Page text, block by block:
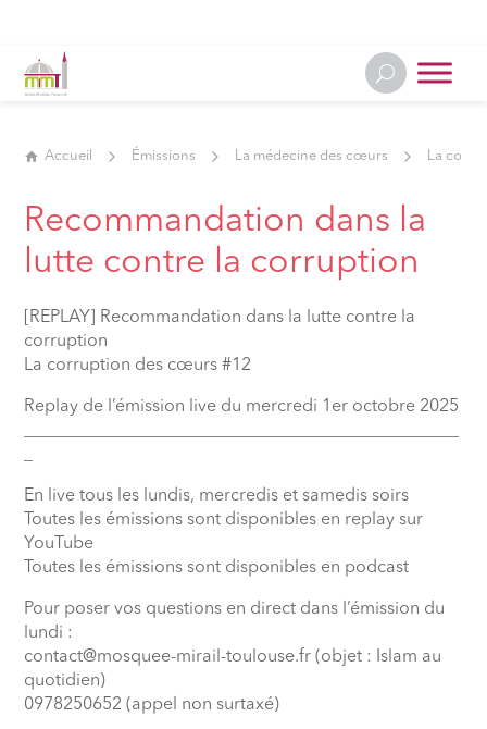
Accueil Émissions La médecine des cœurs La
Recommandation dans la
lutte contre la corruption
[REPLAY] ⁠Recommandation dans la lutte contre la
corruption
La corruption des cœurs #12
Replay de l’émission live du mercredi 1er octobre 2025
En live tous les lundis, mercredis et samedis soirs
Toutes les émissions sont disponibles en replay sur
YouTube
Toutes les émissions sont disponibles en podcast
Pour poser vos questions en direct dans l’émission du
lundi :
contact@mosquee-mirail-toulouse.fr (objet : Islam au
quotidien)
0978250652 (appel non surtaxé)